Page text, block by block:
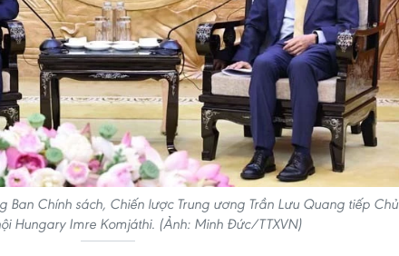
Ban Chính sách, Chiến lược Trung ương Trần Lưu Quang tiếp Chủ
Hungary Imre Komjáthi. (Ảnh: Minh Đức/TTXVN)